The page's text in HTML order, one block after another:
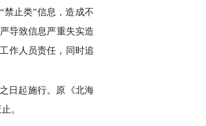
止类”信息，造成不
导致信息严重失实造
作人员责任，同时追
日起施行。原《北海
。